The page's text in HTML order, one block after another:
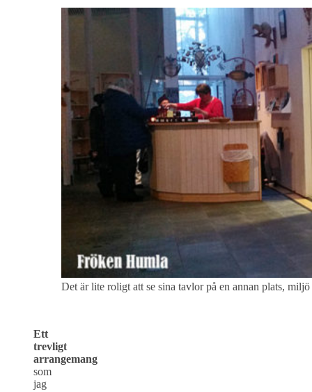
Det är lite roligt att se sina tavlor på en annan plats,
Ett
trevligt
arrangemang
som
jag